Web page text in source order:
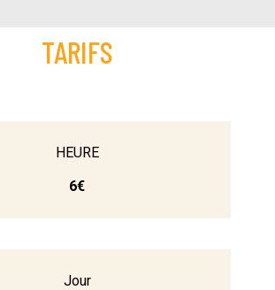
TARIFS
HEURE
6€
Jour